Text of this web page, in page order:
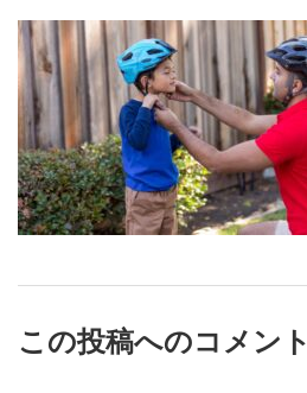
この投稿へのコメント